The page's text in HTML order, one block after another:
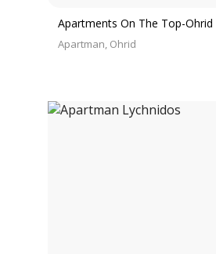
Apartments On The Top-Ohrid
Apartman Ohrid